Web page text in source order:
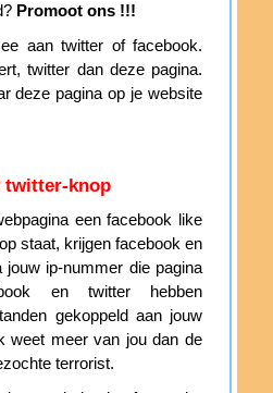
Promoot ons !!!
aan twitter of facebook.
twitter dan deze pagina.
deze pagina op je website
twitter-knop
een facebook like
staat, krijgen facebook en
jouw ip-nummer die pagina
en twitter hebben
gekoppeld aan jouw
weet meer van jou dan de
terrorist.